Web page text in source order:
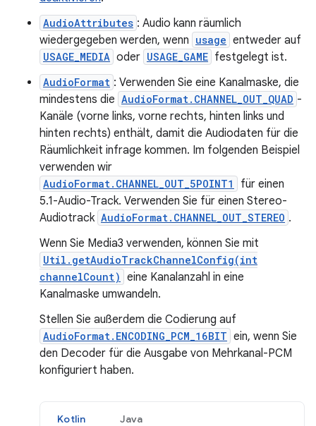
AudioAttributes : Audio kann räumlich
wiedergegeben werden, wenn usage entweder auf
USAGE_MEDIA oder USAGE_GAME festgelegt ist.
AudioFormat : Verwenden Sie eine Kanalmaske, die
mindestens die AudioFormat.CHANNEL_OUT_QUAD -
Kanäle (vorne links, vorne rechts, hinten links und
hinten rechts) enthält, damit die Audiodaten für die
Räumlichkeit infrage kommen. Im folgenden Beispiel
verwenden wir
AudioFormat.CHANNEL_OUT_5POINT1
für einen
5.1-Audio-Track. Verwenden Sie für einen Stereo-
Audiotrack AudioFormat.CHANNEL_OUT_STEREO .
Wenn Sie Media3 verwenden, können Sie mit
Util.getAudioTrackChannelConfig(int
channelCount) eine Kanalanzahl in eine
Kanalmaske umwandeln.
Stellen Sie außerdem die Codierung auf
AudioFormat.ENCODING_PCM_16BIT ein, wenn Sie
den Decoder für die Ausgabe von Mehrkanal-PCM
konfiguriert haben.
Kotlin Java